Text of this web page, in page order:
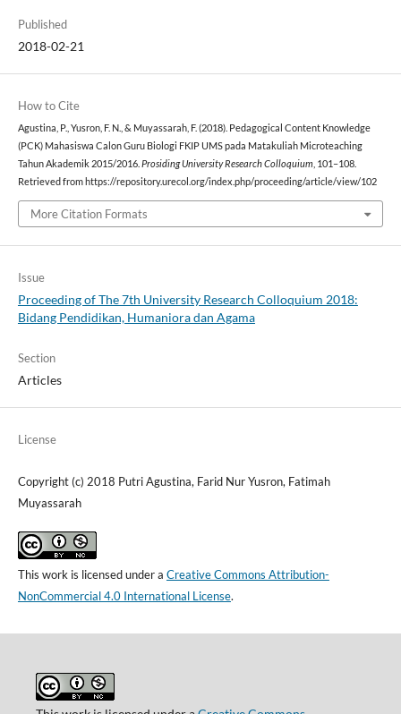
Published
2018-02-21
How to Cite
Agustina, P., Yusron, F. N., & Muyassarah, F. (2018). Pedagogical Content Knowledge
(PCK) Mahasiswa Calon Guru Biologi FKIP UMS pada Matakuliah Microteaching
Tahun Akademik 2015/2016.Prosiding University Research Colloquium, 101–108.
Retrieved from https://repository.urecol.org/index.php/proceeding/article/view/102
More Citation Formats
Issue
Proceeding of The 7th University Research Colloquium 2018:
Bidang Pendidikan, Humaniora dan Agama
Section
Articles
License
Copyright (c) 2018 Putri Agustina, Farid Nur Yusron, Fatimah
Muyassarah
This work is licensed under a Creative Commons Attribution-
NonCommercial 4.0 International License.